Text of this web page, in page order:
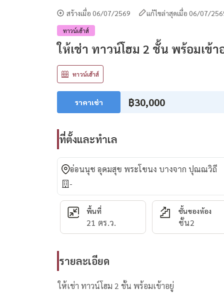
สร้างเมื่อ 06/07/2569 แก้ไขล่าสุดเมื่อ 06/07/
ทาวน์เฮ้าส์
ให้เช่า ทาวน์โฮม 2 ชั้น พร้อมเข้า
ทาวน์เฮ้าส์
ราคาเช่า ฿30,000
ที่ตั้งและทำเล
อ่อนนุช อุดมสุข พระโขนง บางจาก ปุณณวิถี
-
พื้นที่
21 ตร.ว.
ชั้นของห้อง
ชั้น2
รายละเอียด
ให้เช่า ทาวน์โฮม 2 ชั้น พร้อมเข้าอยู่